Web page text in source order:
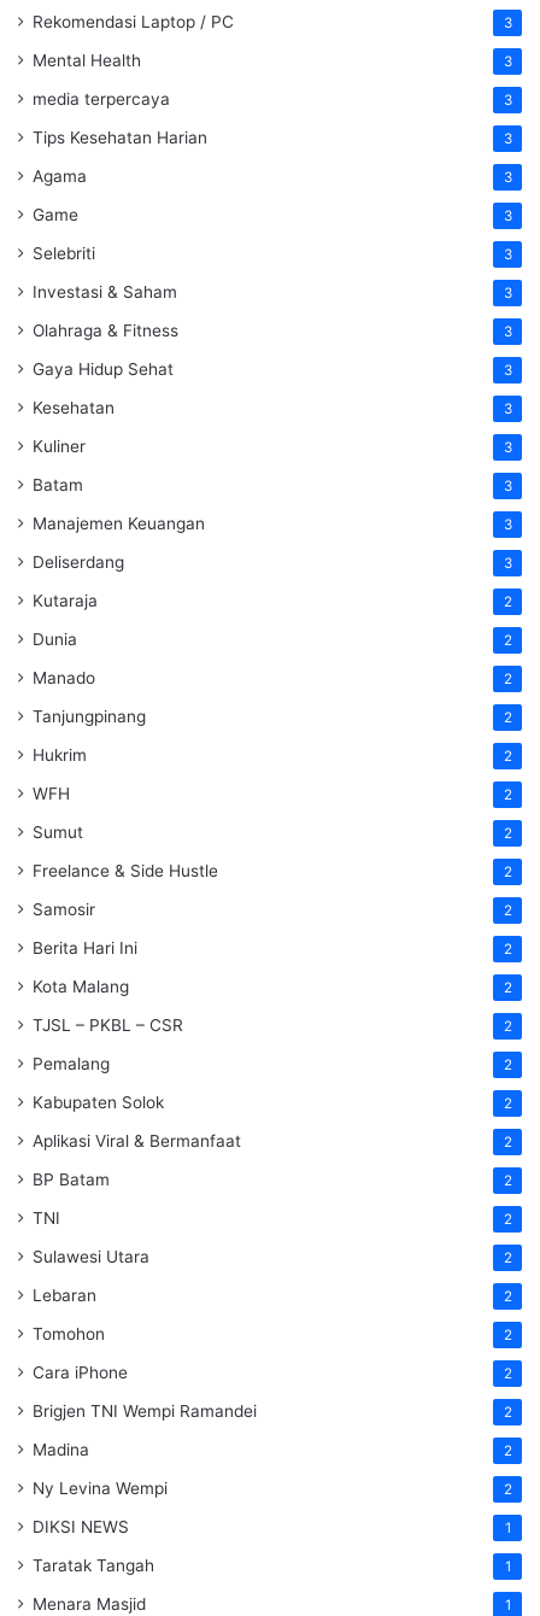
Rekomendasi Laptop / PC 3
Mental Health 3
media terpercaya 3
Tips Kesehatan Harian 3
Agama 3
Game 3
Selebriti 3
Investasi & Saham 3
Olahraga & Fitness 3
Gaya Hidup Sehat 3
Kesehatan 3
Kuliner 3
Batam 3
Manajemen Keuangan 3
Deliserdang 3
Kutaraja 2
Dunia 2
Manado 2
Tanjungpinang 2
Hukrim 2
WFH 2
Sumut 2
Freelance & Side Hustle 2
Samosir 2
Berita Hari Ini 2
Kota Malang 2
TJSL – PKBL – CSR 2
Pemalang 2
Kabupaten Solok 2
Aplikasi Viral & Bermanfaat 2
BP Batam 2
TNI 2
Sulawesi Utara 2
Lebaran 2
Tomohon 2
Cara iPhone 2
Brigjen TNI Wempi Ramandei 2
Madina 2
Ny Levina Wempi 2
DIKSI NEWS 1
Taratak Tangah 1
Menara Masjid 1